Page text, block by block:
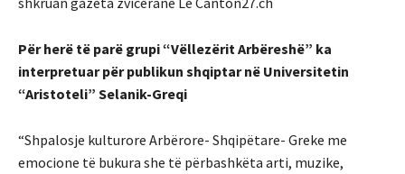
Për herë të parë grupi “Vëllezërit Arbëreshë” ka
interpretuar për publikun shqiptar në Universitetin
“Aristoteli” Selanik-Greqi
“Shpalosje kulturore Arbërore- Shqipëtare- Greke me
emocione të bukura she të përbashkëta arti, muzike,